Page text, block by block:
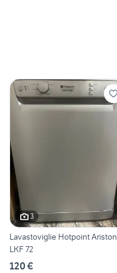
3
Lavastoviglie Hotpoint Ariston
LKF 72
120 €